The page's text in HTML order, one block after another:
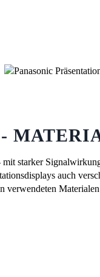
starker
auch